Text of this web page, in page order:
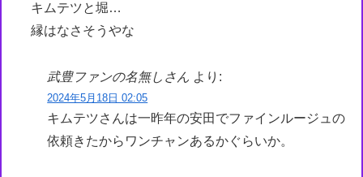
キムテツと堀…
縁はなさそうやな
武豊ファンの名無しさん より:
2024年5月18日 02:05
キムテツさんは一昨年の安田でファインルージュの
依頼きたからワンチャンあるかぐらいか。